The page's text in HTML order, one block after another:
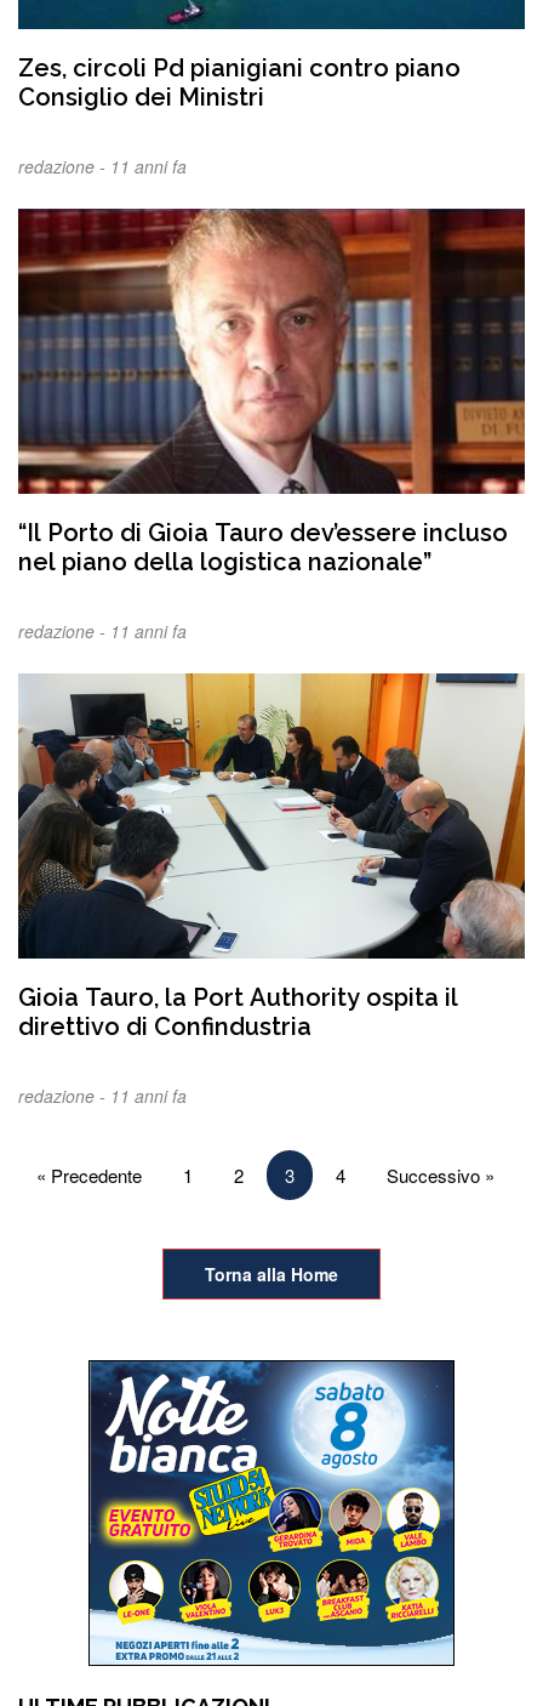
Zes, circoli Pd pianigiani contro piano
Consiglio dei Ministri
redazione - 11 anni fa
“Il Porto di Gioia Tauro dev’essere incluso
nel piano della logistica nazionale”
redazione - 11 anni fa
Gioia Tauro, la Port Authority ospita il
direttivo di Confindustria
redazione - 11 anni fa
Paginazione
« Precedente 1 2 3 4 Successivo »
Torna alla Home